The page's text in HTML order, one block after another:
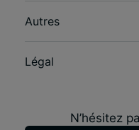
Autres
Légal
N’hésitez